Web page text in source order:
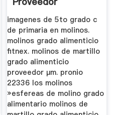
imagenes de 5to grado c
de primaria en molinos.
molinos grado alimenticio
fitnex. molinos de martillo
grado alimenticio
proveedor μm. pronio
22336 los molinos
»esfereas de molino grado
alimentario molinos de